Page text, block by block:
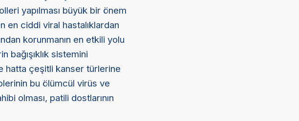
yapılması büyük bir önem
en ciddi viral hastalıklardan
korunmanın en etkili yolu
bağışıklık sistemini
hatta çeşitli kanser türlerine
bu ölümcül virüs ve
olması, patili dostlarının